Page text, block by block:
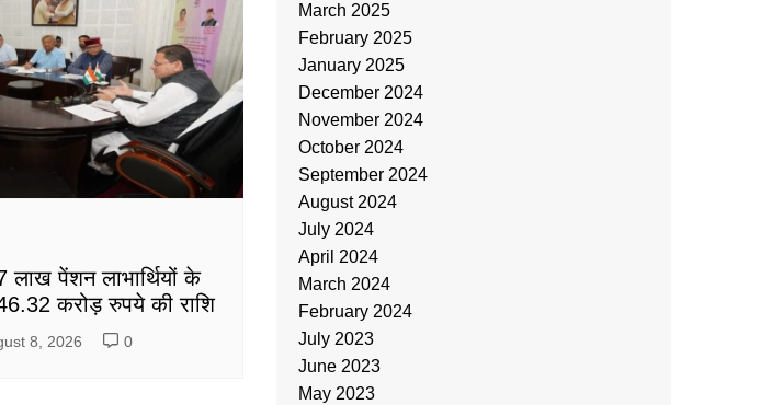
लाख पेंशन लाभार्थियों के
करोड़ रुपये की राशि
8, 2026 0
March 2025
February 2025
January 2025
December 2024
November 2024
October 2024
September 2024
August 2024
July 2024
April 2024
March 2024
February 2024
July 2023
June 2023
May 2023